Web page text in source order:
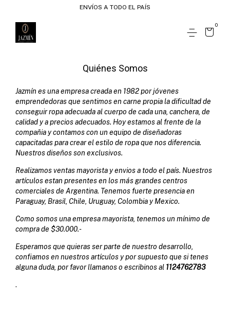
ENVÍOS A TODO EL PAÍS
0
Quiénes Somos
Jazmín es una empresa creada en 1982 por jóvenes
emprendedoras que sentimos en carne propia la dificultad de
conseguir ropa adecuada al cuerpo de cada una, canchera, de
calidad y a precios adecuados. Hoy estamos al frente de la
compañia y contamos con un equipo de diseñadoras
capacitadas para crear el estilo de ropa que nos diferencia.
Nuestros diseños son exclusivos.
Realizamos ventas mayorista y envios a todo el país. Nuestros
artículos estan presentes en los más grandes centros
comerciales de Argentina. Tenemos fuerte presencia en
Paraguay, Brasil, Chile, Uruguay, Colombia y Mexico.
Como somos una empresa mayorista, tenemos un mínimo de
compra de $30.000.-
Esperamos que quieras ser parte de nuestro desarrollo,
confiamos en nuestros artículos y por supuesto que si tenes
alguna duda, por favor llamanos o escribinos al 1124762783
​.